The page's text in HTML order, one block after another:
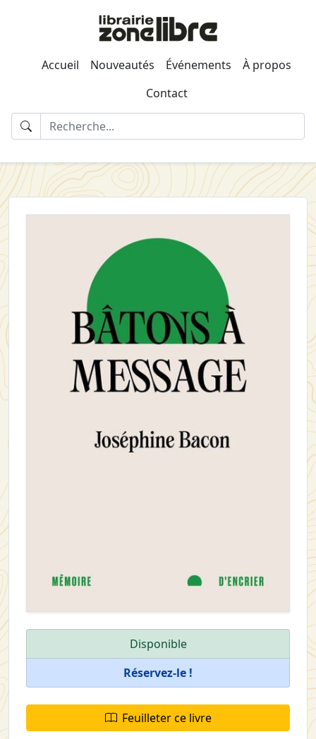
Accueil Nouveautés Événements
À propos
Contact
Disponible
Réservez-le !
Feuilleter ce livre